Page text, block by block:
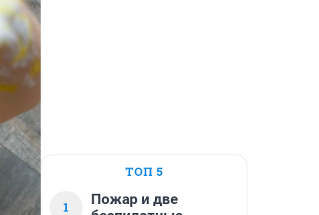
ТОП 5
1
Пожар и две